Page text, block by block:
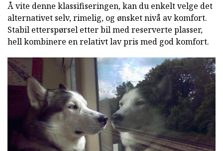
Å vite denne klassifiseringen, kan du enkelt velge det
alternativet selv, rimelig, og ønsket nivå av komfort.
Stabil etterspørsel etter bil med reserverte plasser,
hell kombinere en relativt lav pris med god komfort.